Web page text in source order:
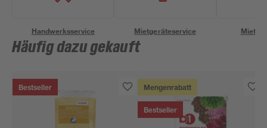
Handwerksservice Mietgeräteservice
Häufig dazu gekauft
Bestseller Mengenrabatt
Bestseller